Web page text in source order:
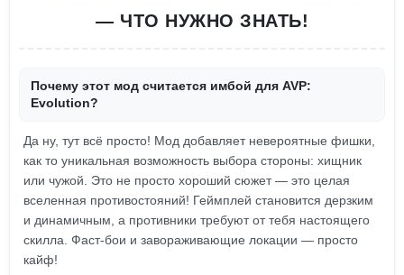
— ЧТО НУЖНО ЗНАТЬ!
Почему этот мод считается имбой для AVP:
Evolution?
Да ну, тут всё просто! Мод добавляет невероятные фишки,
как то уникальная возможность выбора стороны: хищник
или чужой. Это не просто хороший сюжет — это целая
вселенная противостояний! Геймплей становится дерзким
и динамичным, а противники требуют от тебя настоящего
скилла. Фаст-бои и завораживающие локации — просто
кайф!